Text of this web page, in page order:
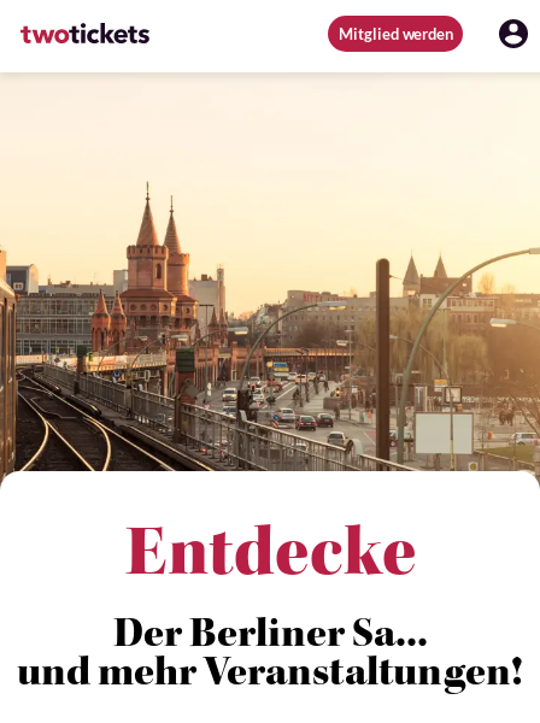
Mitglied werden
Entdecke
Der Berliner Sa...
und mehr Veranstaltungen!